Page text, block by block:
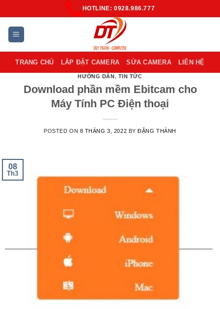
to
content
HOTLINE: 0928.986.777
TRANG CHỦ LẮP ĐẶT CAMERA SỬA CAMERA LIÊN HỆ
HƯỚNG DẪN, TIN TỨC
Download phần mềm Ebitcam cho
Máy Tính PC Điện thoại
POSTED ON 8 THÁNG 3, 2022 BYĐẶNG THÀNH
08
Th3